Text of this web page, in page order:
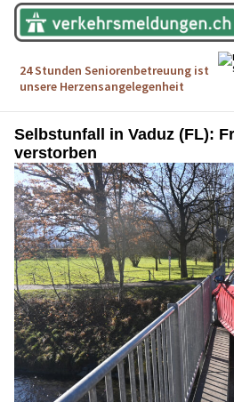
Selbstunfall in Vaduz (FL):
verstorben